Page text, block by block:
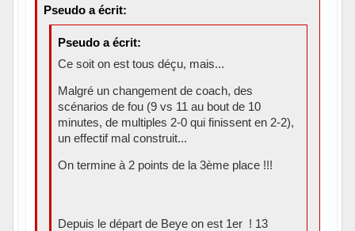
Pseudo a écrit:
Pseudo a écrit:
Ce soit on est tous déçu, mais...
Malgré un changement de coach, des
scénarios de fou (9 vs 11 au bout de 10
minutes, de multiples 2-0 qui finissent en 2-2),
un effectif mal construit...
On termine à 2 points de la 3ème place !!!
Depuis le départ de Beye on est 1er ! 13